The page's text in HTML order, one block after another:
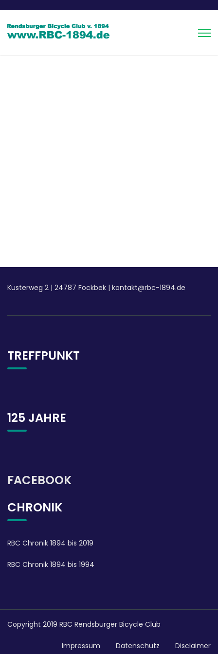
Küsterweg 2 | 24787 Fockbek | kontakt@rbc-1894.de
TREFFPUNKT
125 JAHRE
FACEBOOK
CHRONIK
RBC Chronik 1894 bis 2019
RBC Chronik 1894 bis 1994
Copyright 2019 RBC Rendsburger Bicycle Club
Impressum Datenschutz Disclaimer